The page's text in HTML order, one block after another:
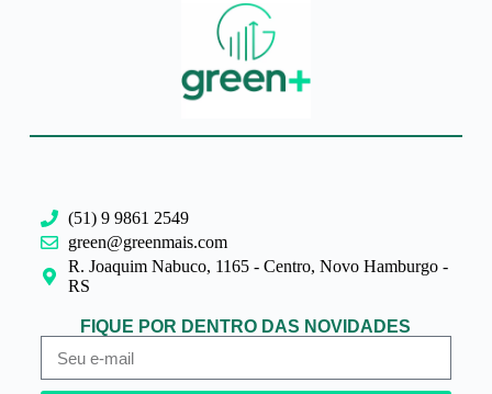
(51) 9 9861 2549
green@greenmais.com
R. Joaquim Nabuco, 1165 - Centro, Novo Hamburgo -
RS
FIQUE POR DENTRO DAS NOVIDADES